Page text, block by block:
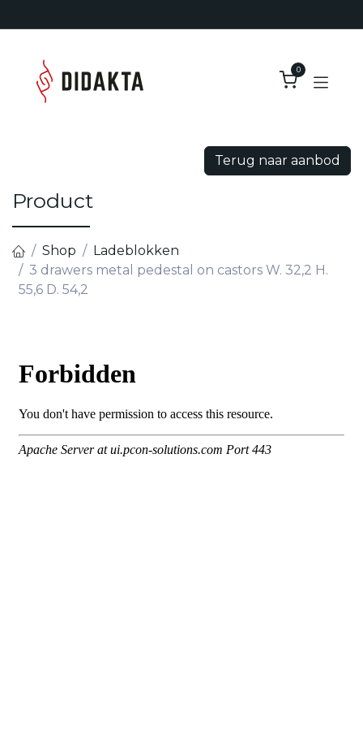
0
Terug naar aanbod
Product
Shop
Ladeblokken
3 drawers metal pedestal on castors W. 32,2 H.
55,6 D. 54,2